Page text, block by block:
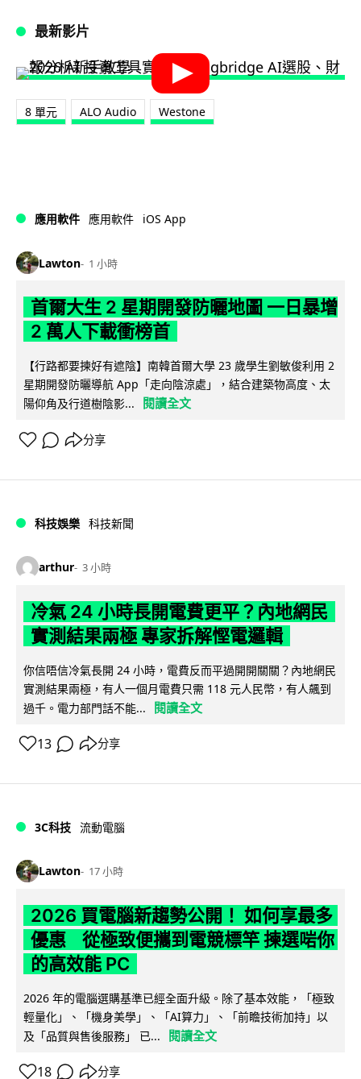
最新影片
8 單元 ALO Audio Westone
應用軟件 應用軟件 iOS App
Lawton 1 小時
首爾大生 2 星期開發防曬地圖 一日暴增
2 萬人下載衝榜首
【行路都要揀好有遮陰】南韓首爾大學 23 歲學生劉敏俊利用 2
星期開發防曬導航 App「走向陰涼處」，結合建築物高度、太
陽仰角及行道樹陰影...
閱讀全文
分享
科技娛樂 科技新聞
arthur 3 小時
冷氣 24 小時長開電費更平？內地網民
實測結果兩極 專家拆解慳電邏輯
你信唔信冷氣長開 24 小時，電費反而平過開開關關？內地網民
實測結果兩極，有人一個月電費只需 118 元人民幣，有人飆到
過千。電力部門話不能...
閱讀全文
13 分享
3C科技 流動電腦
Lawton 17 小時
2026 買電腦新趨勢公開！ 如何享最多
優惠 從極致便攜到電競標竿 揀選啱你
的高效能 PC
2026 年的電腦選購基準已經全面升級。除了基本效能，「極致
輕量化」、「機身美學」、「AI算力」、「前瞻技術加持」以
及「品質與售後服務」 已...
閱讀全文
18 分享